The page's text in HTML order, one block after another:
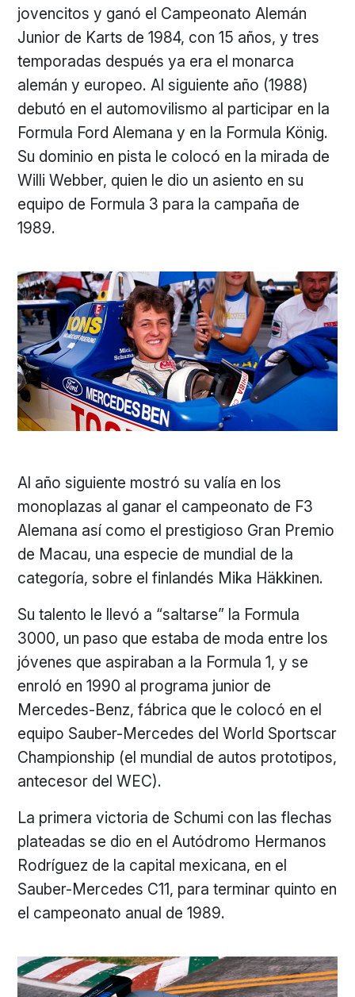
jovencitos y ganó el Campeonato Alemán
Junior de Karts de 1984, con 15 años, y tres
temporadas después ya era el monarca
alemán y europeo. Al siguiente año (1988)
debutó en el automovilismo al participar en la
Formula Ford Alemana y en la Formula König.
Su dominio en pista le colocó en la mirada de
Willi Webber, quien le dio un asiento en su
equipo de Formula 3 para la campaña de
1989.
Al año siguiente mostró su valía en los
monoplazas al ganar el campeonato de F3
Alemana así como el prestigioso Gran Premio
de Macau, una especie de mundial de la
categoría, sobre el finlandés Mika Häkkinen.
Su talento le llevó a “saltarse” la Formula
3000, un paso que estaba de moda entre los
jóvenes que aspiraban a la Formula 1, y se
enroló en 1990 al programa junior de
Mercedes-Benz, fábrica que le colocó en el
equipo Sauber-Mercedes del World Sportscar
Championship (el mundial de autos prototipos,
antecesor del WEC).
La primera victoria de Schumi con las flechas
plateadas se dio en el Autódromo Hermanos
Rodríguez de la capital mexicana, en el
Sauber-Mercedes C11, para terminar quinto en
el campeonato anual de 1989.